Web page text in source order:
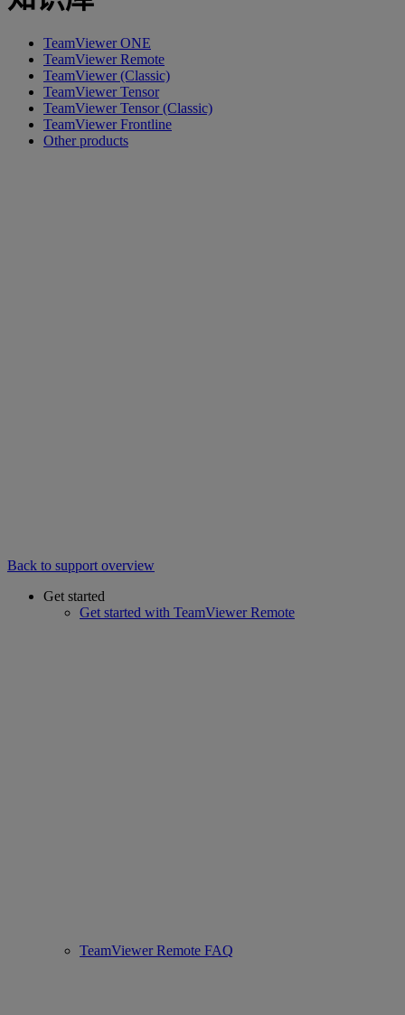
TeamViewer ONE
TeamViewer Remote
TeamViewer (Classic)
TeamViewer Tensor
TeamViewer Tensor (Classic)
TeamViewer Frontline
Other products
Back to support overview
Get started
Get started with TeamViewer Remote
TeamViewer Remote FAQ